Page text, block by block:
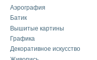
Аэрография
Батик
Вышитые картины
Графика
Декоративное искусство